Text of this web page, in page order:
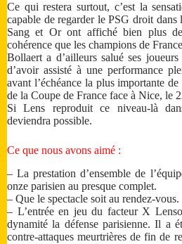
Ce qui restera surtout, c’est la
capable de regarder le PSG droit
Sang et Or ont affiché bien plus
cohérence que les champions de
Bollaert a d’ailleurs salué ses
d’avoir assisté à une performance
avant l’échéance la plus importante
de la Coupe de France face à Nice, le
Si Lens reproduit ce niveau-là
deviendra possible.
Ce que nous avons aimé :
– La prestation d’ensemble de
onze parisien au presque complet.
– Que le spectacle soit au rendez-vous.
– L’entrée en jeu du facteur X
dynamité la défense parisienne. Il a
contre-attaques meurtrières de fin de